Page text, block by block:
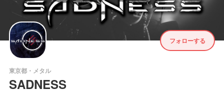
フォローする
東京都・メタル
SADNESS